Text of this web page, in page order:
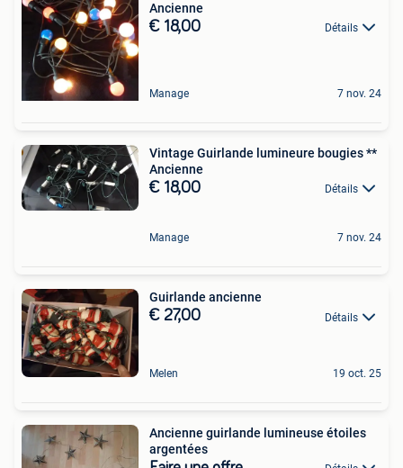
Ancienne
€ 18,00 Détails
Manage 7 nov. 24
Vintage Guirlande lumineure bougies **
Ancienne
€ 18,00 Détails
Manage 7 nov. 24
Guirlande ancienne
€ 27,00 Détails
Melen 19 oct. 25
Ancienne guirlande lumineuse étoiles
argentées